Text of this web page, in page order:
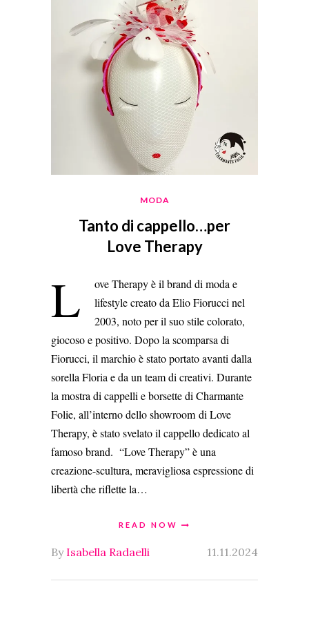
MODA
Tanto di cappello…per
Love Therapy
L
ove Therapy è il brand di moda e
lifestyle creato da Elio Fiorucci nel
2003, noto per il suo stile colorato,
giocoso e positivo. Dopo la scomparsa di
Fiorucci, il marchio è stato portato avanti dalla
sorella Floria e da un team di creativi. Durante
la mostra di cappelli e borsette di Charmante
Folie, all’interno dello showroom di Love
Therapy, è stato svelato il cappello dedicato al
famoso brand. “Love Therapy” è una
creazione-scultura, meravigliosa espressione di
libertà che riflette la…
READ NOW
By Isabella Radaelli 11.11.2024